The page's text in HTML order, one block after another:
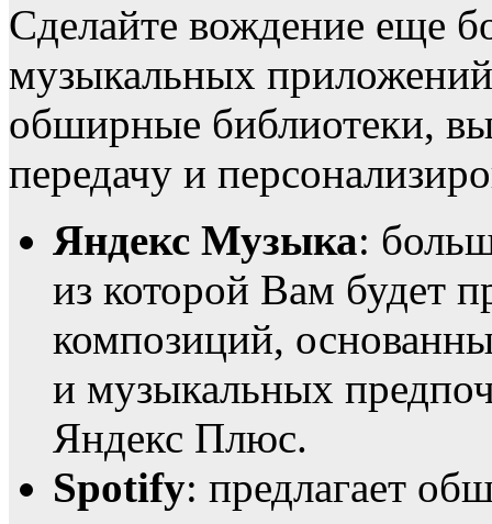
Сделайте вождение еще
музыкальных
обширные библиотеки,
передачу и
Яндекс Музыка:
из которой Вам будет
композиций,
и музыкальных
Яндекс Плюс.
Spotify: предлагает